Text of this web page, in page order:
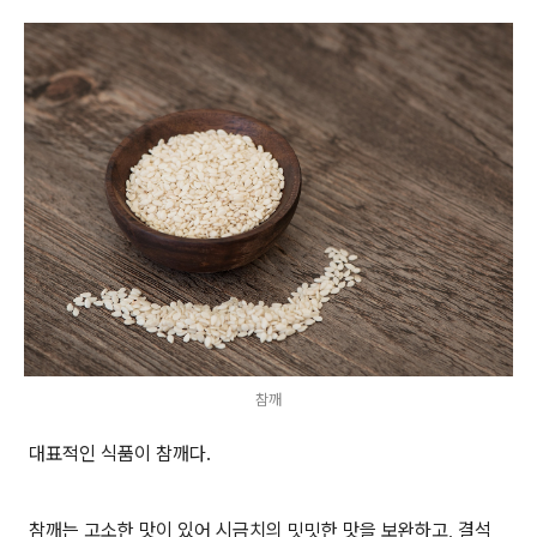
참깨
대표적인 식품이 참깨다.
참깨는 고소한 맛이 있어 시금치의 밋밋한 맛을 보완하고, 결석